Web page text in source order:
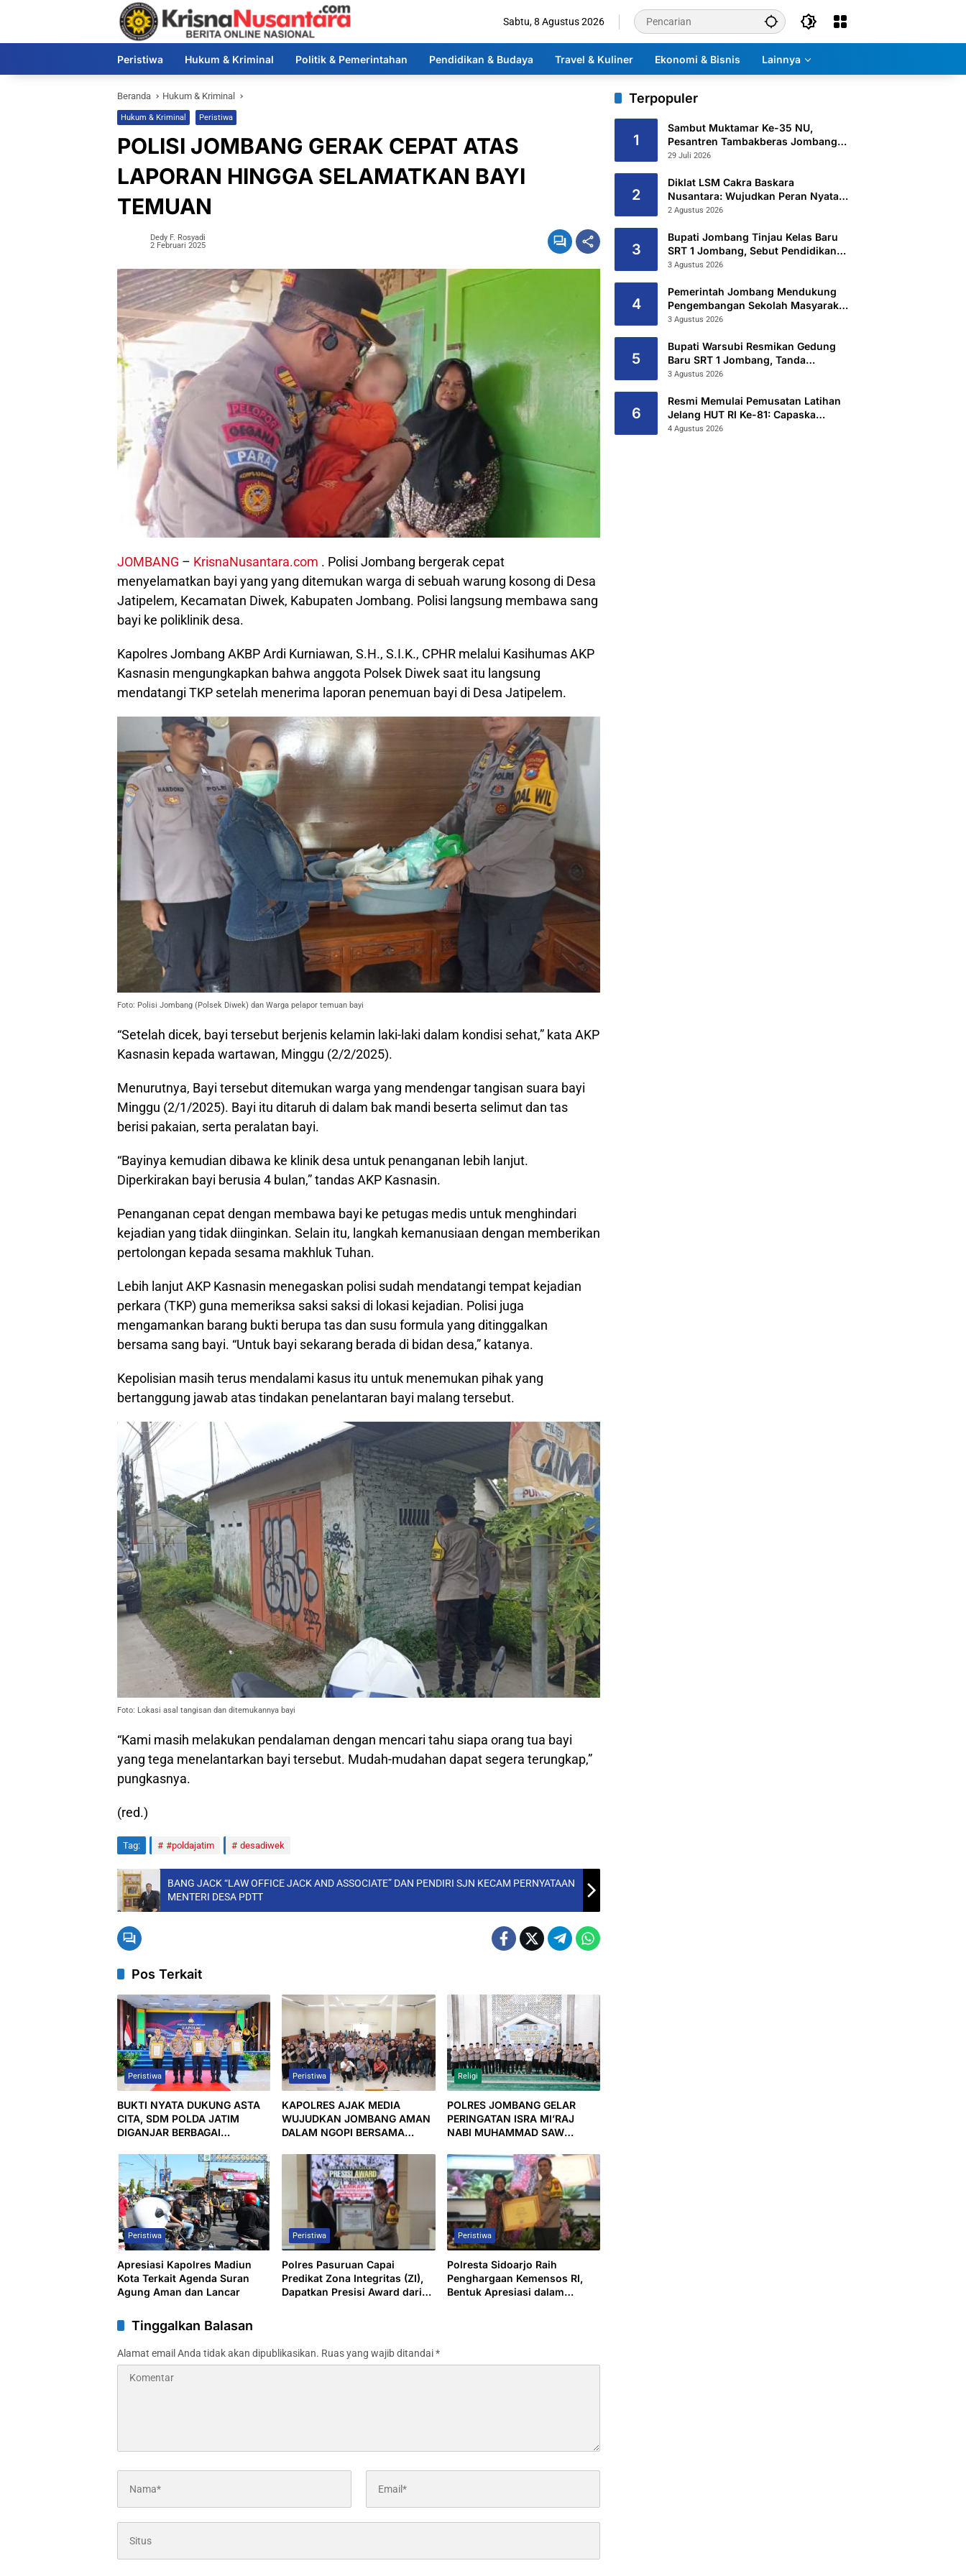
Sabtu, 8 Agustus 2026
Peristiwa Hukum & Kriminal Politik & Pemerintahan Pendidikan & Budaya Travel & Kuliner Ekonomi & Bisnis Lainnya
Beranda Hukum & Kriminal
Hukum & Kriminal Peristiwa
POLISI JOMBANG GERAK CEPAT ATAS
LAPORAN HINGGA SELAMATKAN BAYI
TEMUAN
Dedy F. Rosyadi
2 Februari 2025
JOMBANG – KrisnaNusantara.com . Polisi Jombang bergerak cepat
menyelamatkan bayi yang yang ditemukan warga di sebuah warung kosong di Desa
Jatipelem, Kecamatan Diwek, Kabupaten Jombang. Polisi langsung membawa sang
bayi ke poliklinik desa.
Kapolres Jombang AKBP Ardi Kurniawan, S.H., S.I.K., CPHR melalui Kasihumas AKP
Kasnasin mengungkapkan bahwa anggota Polsek Diwek saat itu langsung
mendatangi TKP setelah menerima laporan penemuan bayi di Desa Jatipelem.
Foto: Polisi Jombang (Polsek Diwek) dan Warga pelapor temuan bayi
“Setelah dicek, bayi tersebut berjenis kelamin laki-laki dalam kondisi sehat,” kata AKP
Kasnasin kepada wartawan, Minggu (2/2/2025).
Menurutnya, Bayi tersebut ditemukan warga yang mendengar tangisan suara bayi
Minggu (2/1/2025). Bayi itu ditaruh di dalam bak mandi beserta selimut dan tas
berisi pakaian, serta peralatan bayi.
“Bayinya kemudian dibawa ke klinik desa untuk penanganan lebih lanjut.
Diperkirakan bayi berusia 4 bulan,” tandas AKP Kasnasin.
Penanganan cepat dengan membawa bayi ke petugas medis untuk menghindari
kejadian yang tidak diinginkan. Selain itu, langkah kemanusiaan dengan memberikan
pertolongan kepada sesama makhluk Tuhan.
Lebih lanjut AKP Kasnasin menegaskan polisi sudah mendatangi tempat kejadian
perkara (TKP) guna memeriksa saksi saksi di lokasi kejadian. Polisi juga
mengamankan barang bukti berupa tas dan susu formula yang ditinggalkan
bersama sang bayi. “Untuk bayi sekarang berada di bidan desa,” katanya.
Kepolisian masih terus mendalami kasus itu untuk menemukan pihak yang
bertanggung jawab atas tindakan penelantaran bayi malang tersebut.
Foto: Lokasi asal tangisan dan ditemukannya bayi
“Kami masih melakukan pendalaman dengan mencari tahu siapa orang tua bayi
yang tega menelantarkan bayi tersebut. Mudah-mudahan dapat segera terungkap,”
pungkasnya.
(red.)
Tag: #poldajatim desadiwek
BANG JACK “LAW OFFICE JACK AND ASSOCIATE” DAN PENDIRI SJN KECAM PERNYATAAN
MENTERI DESA PDTT
Pos Terkait
Peristiwa
BUKTI NYATA DUKUNG ASTA
CITA, SDM POLDA JATIM
DIGANJAR BERBAGAI
Peristiwa
KAPOLRES AJAK MEDIA
WUJUDKAN JOMBANG AMAN
DALAM NGOPI BERSAMA
Religi
POLRES JOMBANG GELAR
PERINGATAN ISRA MI’RAJ
NABI MUHAMMAD SAW
Peristiwa
Apresiasi Kapolres Madiun
Kota Terkait Agenda Suran
Agung Aman dan Lancar
Peristiwa
Polres Pasuruan Capai
Predikat Zona Integritas (ZI),
Dapatkan Presisi Award dari
Peristiwa
Polresta Sidoarjo Raih
Penghargaan Kemensos RI,
Bentuk Apresiasi dalam
Tinggalkan Balasan
Alamat email Anda tidak akan dipublikasikan. Ruas yang wajib ditandai*
Terpopuler
1
Sambut Muktamar Ke-35 NU,
Pesantren Tambakberas Jombang
Petakan 26 Titik Layanan Utama
29 Juli 2026
2
Diklat LSM Cakra Baskara
Nusantara: Wujudkan Peran Nyata
untuk Masyarakat
2 Agustus 2026
3
Bupati Jombang Tinjau Kelas Baru
SRT 1 Jombang, Sebut Pendidikan
Gratis Beri Harapan Baru
3 Agustus 2026
4
Pemerintah Jombang Mendukung
Pengembangan Sekolah Masyarakat
Yang Kurang Mampu Hingga
Rakyat Terintegritas 1 Jombang
3 Agustus 2026
5
Bupati Warsubi Resmikan Gedung
Baru SRT 1 Jombang, Tanda
Dimulainya MPLS Tahun Ajaran
3 Agustus 2026
6
Resmi Memulai Pemusatan Latihan
Jelang HUT RI Ke-81: Capaska
Jombang 2026 “Mahesa Rakta
4 Agustus 2026